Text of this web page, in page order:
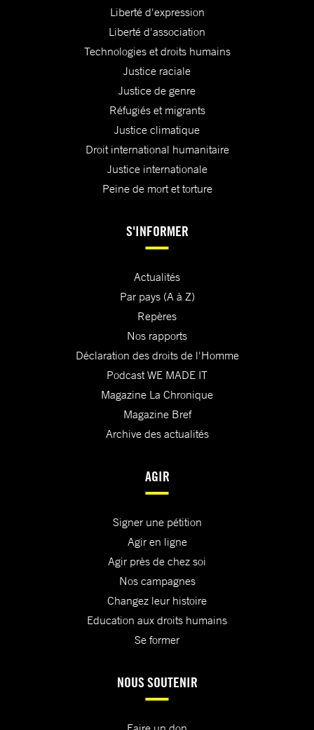
Liberté d'expression
Liberté d'association
Technologies et droits humains
Justice raciale
Justice de genre
Réfugiés et migrants
Justice climatique
Droit international humanitaire
Justice internationale
Peine de mort et torture
S'INFORMER
Actualités
Par pays (A à Z)
Repères
Nos rapports
Déclaration des droits de l'Homme
Podcast WE MADE IT
Magazine La Chronique
Magazine Bref
Archive des actualités
AGIR
Signer une pétition
Agir en ligne
Agir près de chez soi
Nos campagnes
Changez leur histoire
Education aux droits humains
Se former
NOUS SOUTENIR